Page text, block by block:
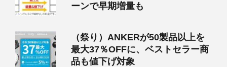
ーンで早期増量も
（祭り）ANKERが50製品以上を
最大37％OFFに、ベストセラー商
品も値下げ対象